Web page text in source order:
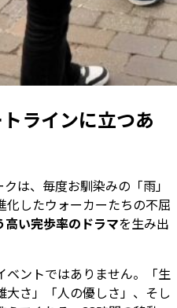
ラインに立つあ
は、毎度お馴染みの「雨」
化したウォーカーたちの不屈
い完歩率のドラマを生み出
ベントではありません。「生
さ」「人の優しさ」、そし